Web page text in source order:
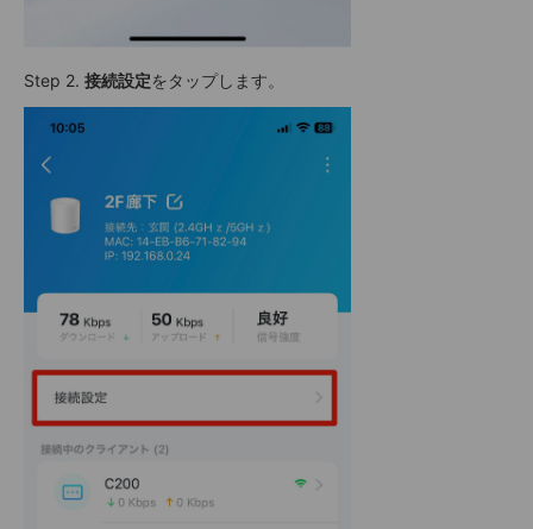
Step 2. 接続設定をタップします。